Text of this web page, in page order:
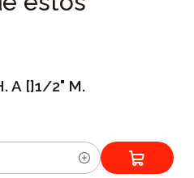
A []1/2" M.